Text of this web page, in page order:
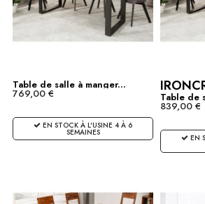
Table de salle à manger...
769,00 €
EN STOCK À L'USINE 4 À 6
SEMAINES
Table de
839,00 €
EN